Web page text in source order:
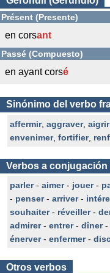
Présent (Presente)
en corsant
Passé (Compuesto)
en ayant corsé
Sinónimo del verbo
affermir, aggraver, aigrir,
envenimer, fortifier,
Verbos a
parler- aimer- jouer-
- penser- arriver-
souhaiter- réveiller-
admirer- entrer- dîner-
énerver- enfermer-
Otros verbos